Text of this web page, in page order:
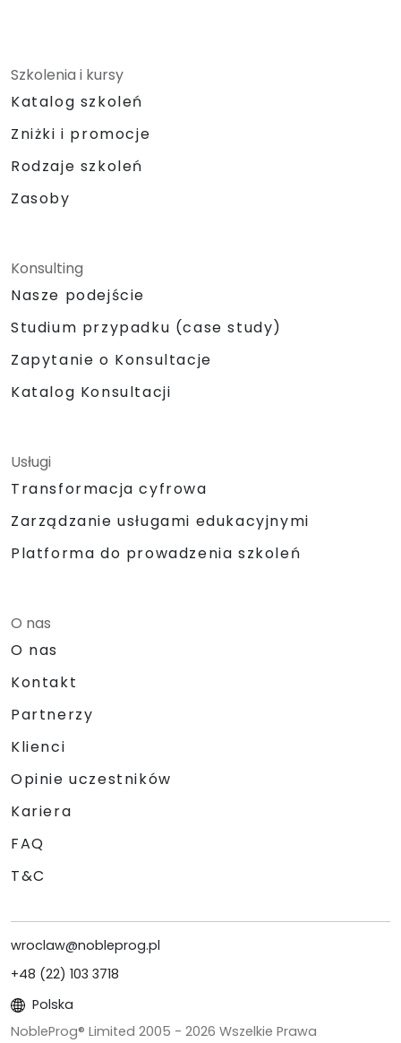
Szkolenia i kursy
Katalog szkoleń
Zniżki i promocje
Rodzaje szkoleń
Zasoby
Konsulting
Nasze podejście
Studium przypadku (case study)
Zapytanie o Konsultacje
Katalog Konsultacji
Usługi
Transformacja cyfrowa
Zarządzanie usługami edukacyjnymi
Platforma do prowadzenia szkoleń
O nas
O nas
Kontakt
Partnerzy
Klienci
Opinie uczestników
Kariera
FAQ
T&C
wroclaw@nobleprog.pl
+48 (22) 103 3718
Polska
NobleProg® Limited 2005 - 2026 Wszelkie Prawa